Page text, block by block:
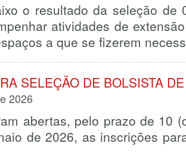
o resultado da seleção de
atividades de
a que se fizerem
SELEÇÃO DE BOLSISTA
2026
abertas, pelo prazo de 10
de 2026, as inscrições